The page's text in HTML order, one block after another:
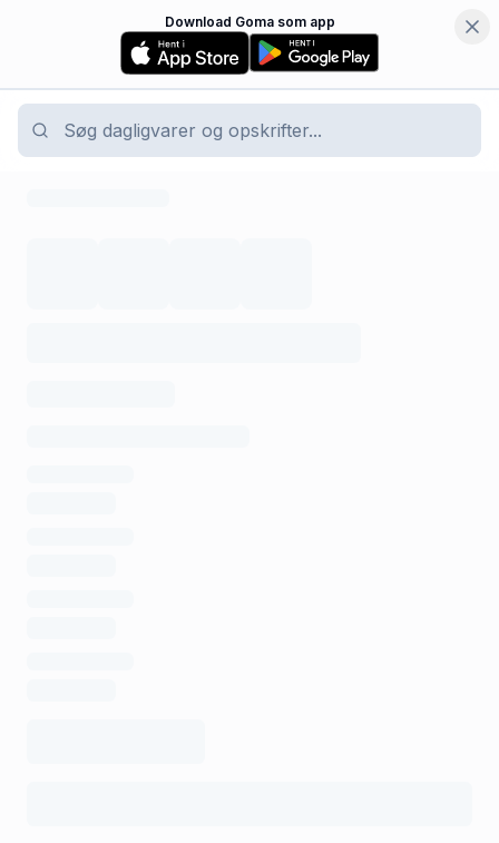
Download Goma som app